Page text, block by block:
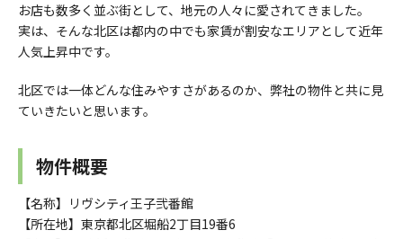
お店も数多く並ぶ街として、地元の人々に愛されてきました。
実は、そんな北区は都内の中でも家賃が割安なエリアとして近年
人気上昇中です。
北区では一体どんな住みやすさがあるのか、弊社の物件と共に見
ていきたいと思います。
物件概要
【名称】リヴシティ王子弐番館
【所在地】東京都北区堀船2丁目19番6